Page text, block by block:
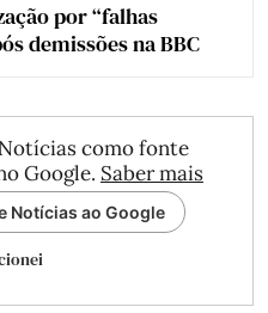
por “falhas
demissões na BBC
como fonte
Google. Saber mais
Notícias ao Google